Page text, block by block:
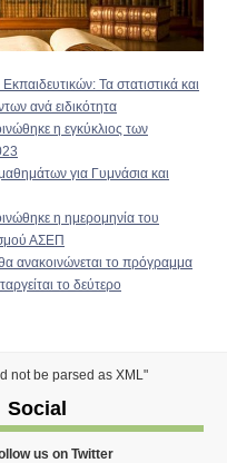
Τα στατιστικά και
ανά ειδικότητα
η εγκύκλιος των
για Γυμνάσια και
η ημερομηνία του
ΑΣΕΠ
ανακοινώνεται το πρόγραμμα
το δεύτερο
not be parsed as XML"
Social
us on Twitter